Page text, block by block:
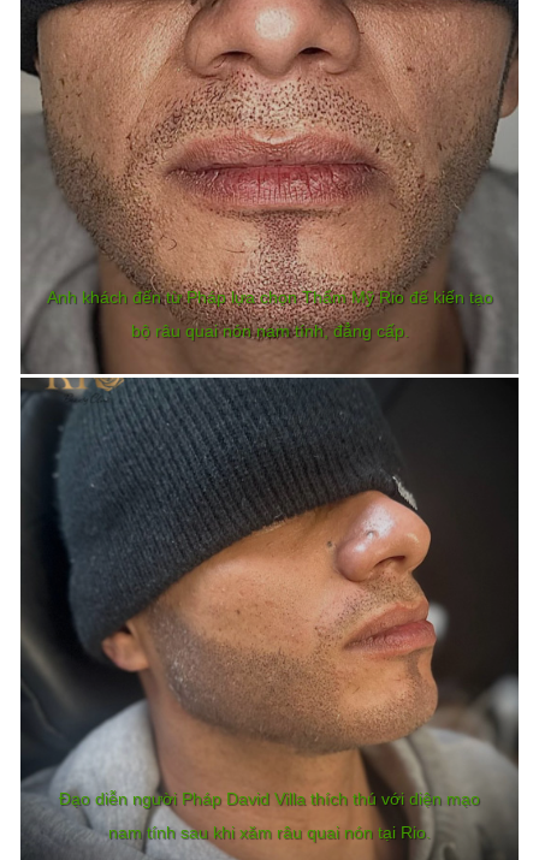
Anh khách đến từ Pháp lựa chọn Thẩm Mỹ Rio để kiến tạo
bộ râu quai nón nam tính, đẳng cấp.
Đạo diễn người Pháp David Villa thích thú với diện mạo
nam tính sau khi xăm râu quai nón tại Rio.